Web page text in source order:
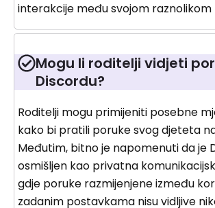
interakcije među svojom raznolikom
Mogu li roditelji vidjeti
Discordu?
Roditelji mogu primijeniti posebne
kako bi pratili poruke svog djeteta
Međutim, bitno je napomenuti da je
osmišljen kao privatna
gdje poruke razmijenjene između
zadanim postavkama nisu vidljive